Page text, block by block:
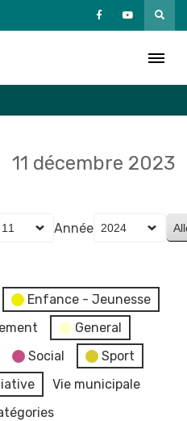
11 décembre 2023
Année
Enfance - Jeunesse
General
Social
Sport
Vie municipale